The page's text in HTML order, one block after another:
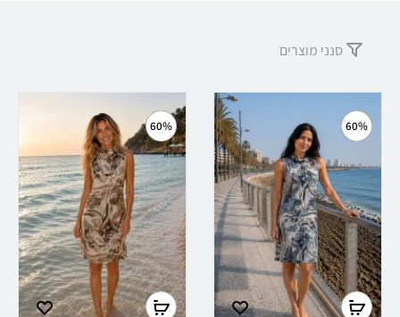
סנני מוצרים
60%
בחר
60%
בחר